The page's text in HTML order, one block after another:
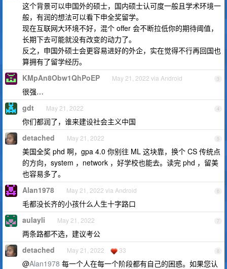
这个背景可以申国外的硕士，国内硕士认可度一般且学术环境一
般，有润的想法可以看下申全奖留学。
现在互联网大环境不好，混个 offer 会不断拉低你的期待阈值，
长期下去可能就没有改变的动力了。
反之，申国外硕士会更容易进好的外企，实在觉得不行再回国也
算拥有了留学经历。
3
KMpAn8Obw1QhPoEP May 21, 2022 via Android
很强…
4
gdt May 21, 2022
你们都润了，谁来建设社会主义中国
5
detached May 21, 2022
美国全奖 phd 啊，gpa 4.0 你别往 ML 这块靠，换个 CS 传统点
的方向，system ，network ，好学校也能去。读完 phd ，留美
也容易多了。
6
Alan1978 May 21, 2022 via Android
毛都没长齐的小孩什么人生十字路口
7
aulayli May 21, 2022
两条路都不选，建议考公
8
detached May 21, 2022 33
@Alan1978 每一个人在每一个阶段都有自己的困惑。如果您认